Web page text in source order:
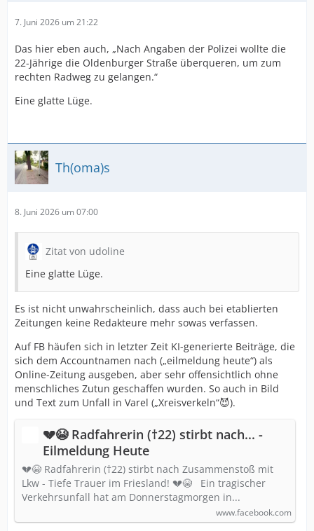
7. Juni 2026 um 21:22
Das hier eben auch, „Nach Angaben der Polizei wollte die
22-Jährige die Oldenburger Straße überqueren, um zum
rechten Radweg zu gelangen.“
Eine glatte Lüge.
Th(oma)s
8. Juni 2026 um 07:00
Zitat von udoline
Eine glatte Lüge.
Es ist nicht unwahrscheinlich, dass auch bei etablierten
Zeitungen keine Redakteure mehr sowas verfassen.
Auf FB häufen sich in letzter Zeit KI-generierte Beiträge, die
sich dem Accountnamen nach („eilmeldung heute“) als
Online-Zeitung ausgeben, aber sehr offensichtlich ohne
menschliches Zutun geschaffen wurden. So auch in Bild
und Text zum Unfall in Varel („Xreisverkeln“😈).
💔😭 Radfahrerin (†22) stirbt nach... -
Eilmeldung Heute
💔😭 Radfahrerin (†22) stirbt nach Zusammenstoß mit
Lkw - Tiefe Trauer im Friesland! 💔😭 ‏‏‎ ‎ Ein tragischer
Verkehrsunfall hat am Donnerstagmorgen in...
www.facebook.com